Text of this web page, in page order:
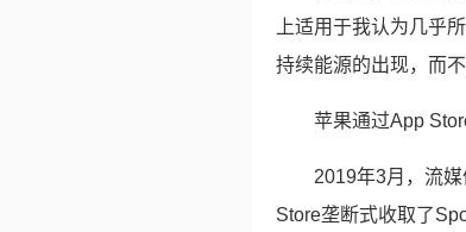
上适用于我认为几乎
持续能源的出现，而
苹果通过App
2019年3月，流
Store垄断式收取了